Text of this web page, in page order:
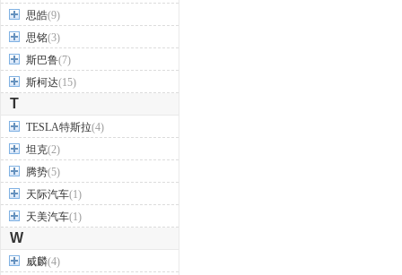
思皓(9)
思铭(3)
斯巴鲁(7)
斯柯达(15)
T
TESLA特斯拉(4)
坦克(2)
腾势(5)
天际汽车(1)
天美汽车(1)
W
威麟(4)